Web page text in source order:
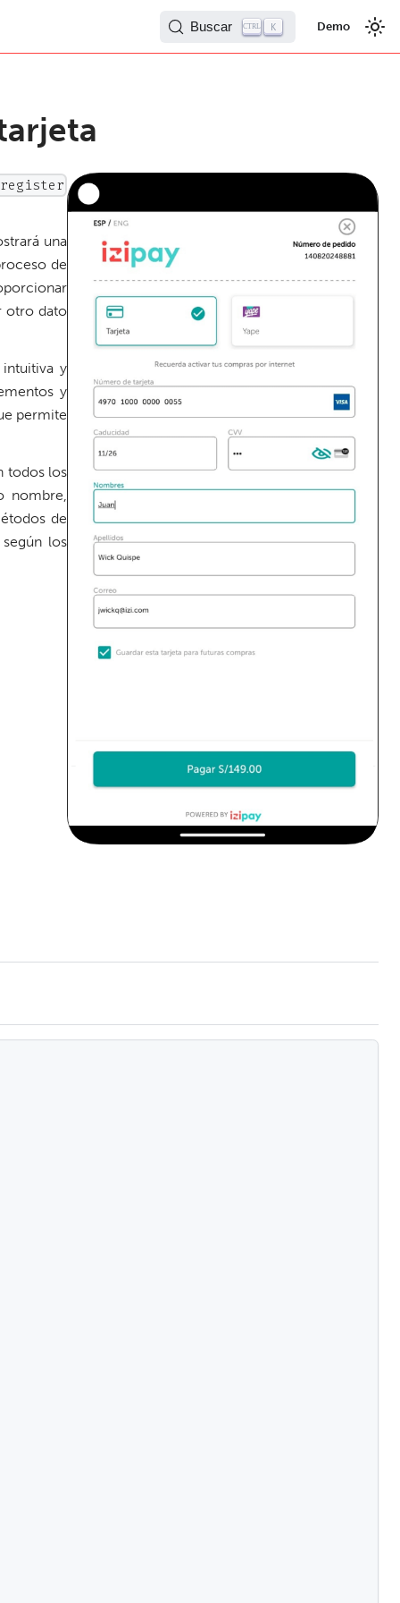
Buscar CTRL K Demo
una
de
otro dato
y
y
permite
todos los
nombre,
de
los